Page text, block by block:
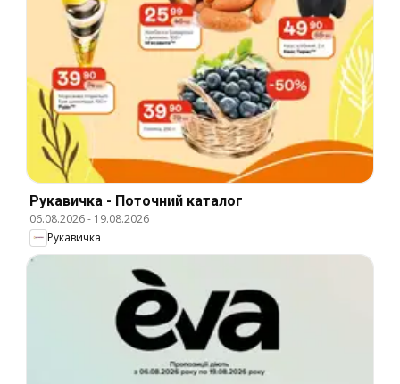
Рукавичка - Поточний каталог
06.08.2026- 19.08.2026
Рукавичка